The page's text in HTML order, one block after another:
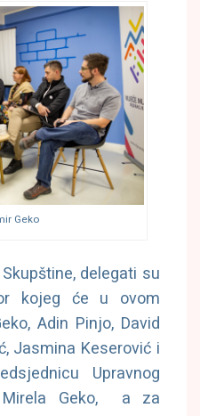
Geko
delegati su
kojeg će u ovom
Adin Pinjo, David
Jasmina Keserović i
Upravnog
Mirela Geko, a za